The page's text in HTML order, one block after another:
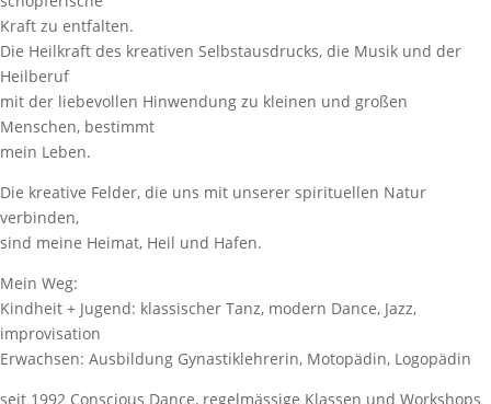
Kraft zu entfalten.
Die Heilkraft des kreativen Selbstausdrucks, die Musik und der
Heilberuf
mit der liebevollen Hinwendung zu kleinen und großen
Menschen, bestimmt
mein Leben.
Die kreative Felder, die uns mit unserer spirituellen Natur
verbinden,
sind meine Heimat, Heil und Hafen.
Mein Weg:
Kindheit + Jugend: klassischer Tanz, modern Dance, Jazz,
improvisation
Erwachsen: Ausbildung Gynastiklehrerin, Motopädin, Logopädin
seit 1992 Conscious Dance, regelmässige Klassen und Workshops